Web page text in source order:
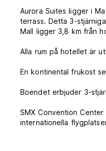
Aurora Suites ligger i
terrass. Detta 3-
Mall ligger 3,8 km från
Alla rum på hotellet är
En kontinental frukost
Boendet erbjuder 3-
SMX Convention
internationella